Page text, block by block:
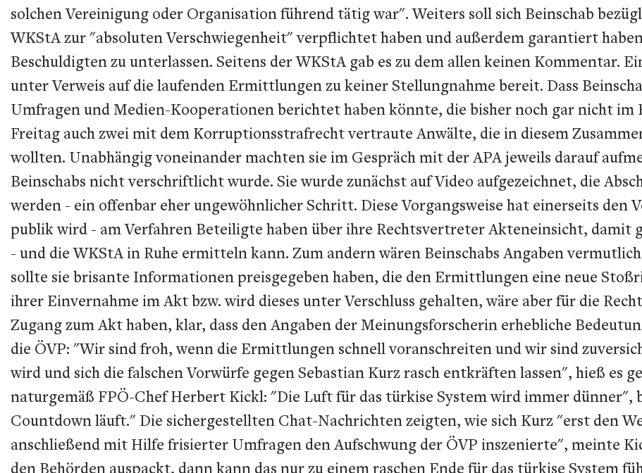
solchen Vereinigung oder Organisation führend tätig war". Weiters soll sich Beinschab
WKStA zur "absoluten Verschwiegenheit" verpflichtet haben und außerdem garantiert
Beschuldigten zu unterlassen. Seitens der WKStA gab es zu dem allen keinen Kommentar.
unter Verweis auf die laufenden Ermittlungen zu keiner Stellungnahme bereit. Dass
Umfragen und Medien-Kooperationen berichtet haben könnte, die bisher noch gar nicht im
Freitag auch zwei mit dem Korruptionsstrafrecht vertraute Anwälte, die in diesem
wollten. Unabhängig voneinander machten sie im Gespräch mit der APA jeweils darauf
Beinschabs nicht verschriftlicht wurde. Sie wurde zunächst auf Video aufgezeichnet, die
werden - ein offenbar eher ungewöhnlicher Schritt. Diese Vorgangsweise hat einerseits den
publik wird - am Verfahren Beteiligte haben über ihre Rechtsvertreter Akteneinsicht, damit
- und die WKStA in Ruhe ermitteln kann. Zum andern wären Beinschabs Angaben
sollte sie brisante Informationen preisgegeben haben, die den Ermittlungen eine neue
ihrer Einvernahme im Akt bzw. wird dieses unter Verschluss gehalten, wäre aber für die
Zugang zum Akt haben, klar, dass den Angaben der Meinungsforscherin erhebliche
die ÖVP: "Wir sind froh, wenn die Ermittlungen schnell voranschreiten und wir sind
wird und sich die falschen Vorwürfe gegen Sebastian Kurz rasch entkräften lassen", hieß es
naturgemäß FPÖ-Chef Herbert Kickl: "Die Luft für das türkise System wird immer dünner",
Countdown läuft." Die sichergestellten Chat-Nachrichten zeigten, wie sich Kurz "erst den
anschließend mit Hilfe frisierter Umfragen den Aufschwung der ÖVP inszenierte", meinte
den Behörden auspackt, dann kann das nur zu einem raschen Ende für das türkise System